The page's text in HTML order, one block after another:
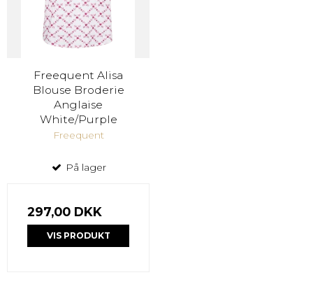
Freequent Alisa
Blouse Broderie
Anglaise
White/Purple
Freequent
På lager
297,00 DKK
VIS PRODUKT